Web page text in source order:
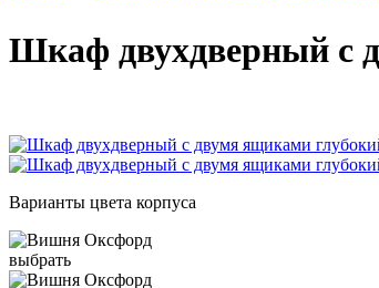
Шкаф двухдверный с
Варианты цвета корпуса
выбрать